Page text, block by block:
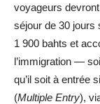
voyageurs
séjour de 30
1 900 bahts et
l’immigration —
qu’il soit à entrée
(Multiple Entry),